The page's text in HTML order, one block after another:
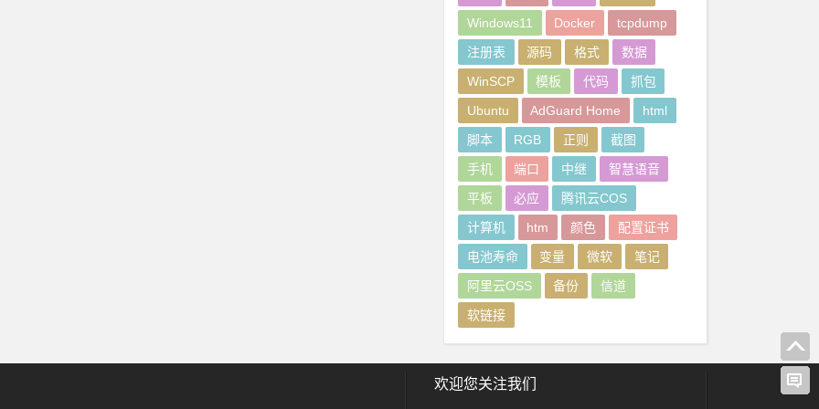
Windows11
Docker
tcpdump
注册表
源码 格式
数据
WinSCP
模板 代码
抓包
Ubuntu
AdGuard Home
html
脚本
RGB 正则
截图
手机
端口 中继
智慧语音
平板
必应
腾讯云COS
计算机
htm 颜色
配置证书
电池寿命
变量 微软
笔记
阿里云OSS
备份
信道
软链接
欢迎您关注我们